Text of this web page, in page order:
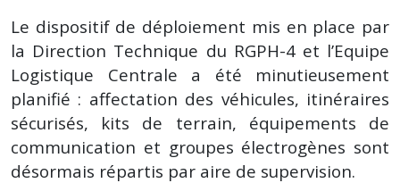
Le dispositif de déploiement mis en place par
la Direction Technique du RGPH-4 et l’Equipe
Logistique Centrale a été minutieusement
planifié : affectation des véhicules, itinéraires
sécurisés, kits de terrain, équipements de
communication et groupes électrogènes sont
désormais répartis par aire de supervision.